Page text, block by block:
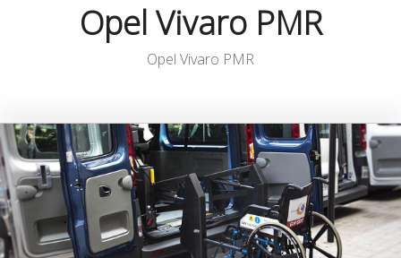
Opel Vivaro PMR
Opel Vivaro PMR